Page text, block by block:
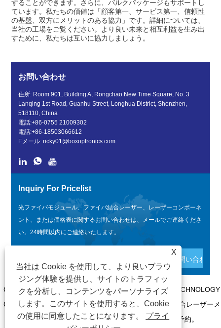
することができます。さらに、バルクパッケージもサポートし
ています。私たちの価値は「顧客第一、サービス第一、信頼性
の基盤、双方にメリットのある協力」です。詳細については、
当社の工場をご覧ください。より良い未来と相互利益を生み出
すために、私たちは互いに協力しましょう。
お問い合わせ
住所: Room 901, Building A, Rongchao New Time Square, No. 3
Lanqing 1st Road, Guanhu Street, Longhua District, Shenzhen,
518110, China
電話:+86-0755 21009302
電話:+86-18503066612
Eメール:ricky01@boxoptronics.com
Inquiry For Pricelist
光ファイバモジュール、ファイバ結合レーザー、レーザーコンポーネ
ント、または価格表に関するお問い合わせは、メールでご連絡くださ
い。24時間以内にご連絡いたします。
COPYRIGHT @ 2020 SHENZHEN BOX OPTRONICS TECHNOLOGY
CO., LTD. - 中国光ファイバーモジュール、ファイバー結合レーザーメ
ーカー、レーザー部品サプライヤーすべての権利予約。
X
当社は Cookie を使用して、より良いブラウ
ジング体験を提供し、サイトのトラフィッ
クを分析し、コンテンツをパーソナライズ
します。このサイトを使用すると、Cookie
の使用に同意したことになります。 プライ